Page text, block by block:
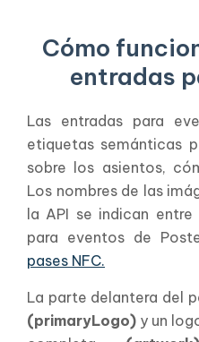
Cómo
entradas
Las entradas para
etiquetas semánticas
sobre los asientos,
Los nombres de las
la API se indican entre
para eventos de
pases NFC.
La parte delantera del
(primaryLogo) y un